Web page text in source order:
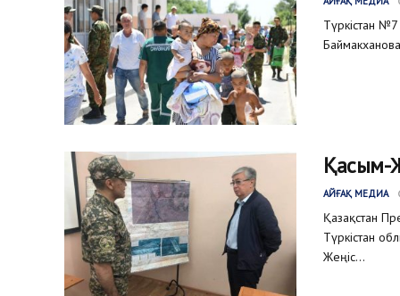
Түркістан
Қасым-
АЙҒАҚ МЕДИА
Қазақстан
Түркістан
Жеңіс...